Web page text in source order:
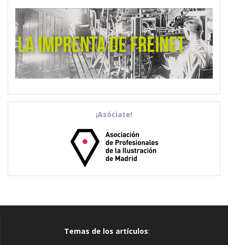
¡Asóciate!
Temas de los artículos: